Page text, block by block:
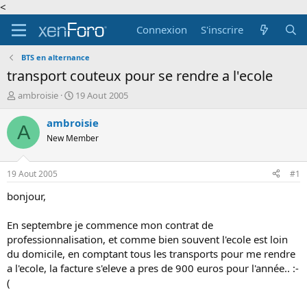
<
Connexion
S'inscrire
BTS en alternance
transport couteux pour se rendre a l'ecole
A
t
e
r
d
e
l
i
s
c
u
ambroisie
D
t
d
é
19 Aout 2005
A ambroisie
New Member
19 Aout 2005 #1
bonjour,
En septembre je commence mon contrat de
professionnalisation, et comme bien souvent l'ecole est loin
du domicile, en comptant tous les transports pour me rendre
a l'ecole, la facture s'eleve a pres de 900 euros pour l'année.. :-
(